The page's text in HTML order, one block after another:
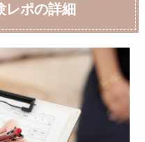
レポの詳細